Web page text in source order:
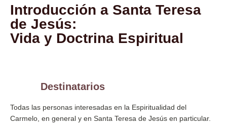
Introducción a Santa Teresa
de Jesús:
Vida y Doctrina Espiritual
Destinatarios
Todas las personas interesadas en la Espiritualidad del
Carmelo, en general y en Santa Teresa de Jesús en particular.